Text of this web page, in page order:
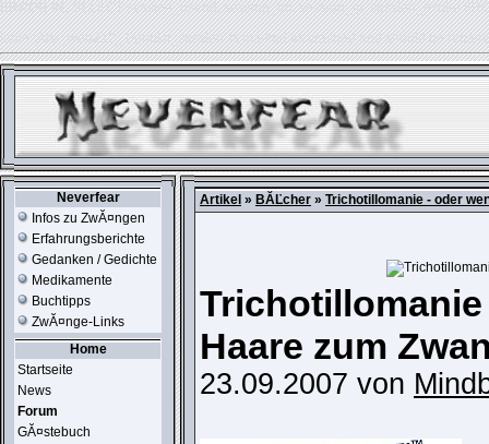
ERROR IN:SELECT session_userid, session_url, session_ip, session_expire
table './usr_web212_1/phpkit_session' is marked as crashed and should be
Neverfear
Infos zu ZwĂ¤ngen
Erfahrungsberichte
Gedanken / Gedichte
Medikamente
Buchtipps
ZwĂ¤nge-Links
Home
Startseite
News
Forum
GĂ¤stebuch
Artikel » BĂĽcher » Trichotillomanie - oder
Haare zum
23.09.2007 von